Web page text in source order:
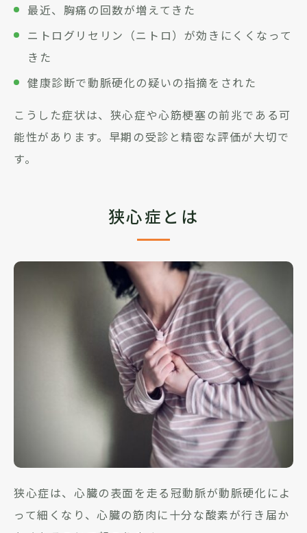
最近、胸痛の回数が増えてきた
ニトログリセリン（ニトロ）が効きにくくなって
きた
健康診断で動脈硬化の疑いの指摘をされた
こうした症状は、狭心症や心筋梗塞の前兆である可
能性があります。早期の受診と精密な評価が大切で
す。
狭心症とは
狭心症は、心臓の表面を走る冠動脈が動脈硬化によ
って細くなり、心臓の筋肉に十分な酸素が行き届か